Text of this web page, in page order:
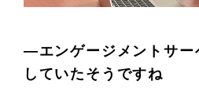
—エンゲージメントサー
していたそうですね